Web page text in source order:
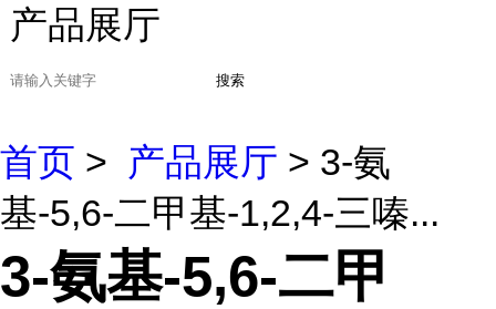
产品展厅
搜索
首页 > 产品展厅 > 3-氨
基-5,6-二甲基-1,2,4-三嗪...
3-氨基-5,6-二甲